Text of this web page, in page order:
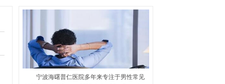
病 男性不育
宁波海曙普仁医院多年来专注于男性常见